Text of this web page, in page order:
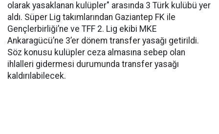
olarak yasaklanan kulüpler" arasında 3 Türk kulübü yer
aldı. Süper Lig takımlarından Gaziantep FK ile
Gençlerbirliği’ne ve TFF 2. Lig ekibi MKE
Ankaragücü’ne 3’er dönem transfer yasağı getirildi.
Söz konusu kulüpler ceza almasına sebep olan
ihlalleri gidermesi durumunda transfer yasağı
kaldırılabilecek.